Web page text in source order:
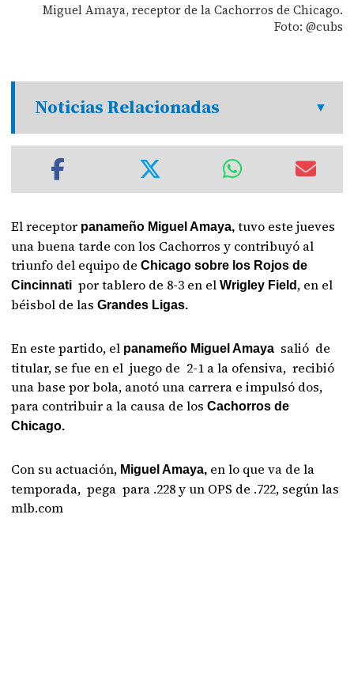
Miguel Amaya, receptor de la Cachorros de Chicago.
Foto: @cubs
Noticias Relacionadas
El receptor panameño Miguel Amaya, tuvo este jueves
una buena tarde con los Cachorros y contribuyó al
triunfo del equipo deChicago sobre los Rojos de
Cincinnati por tablero de 8-3 en elWrigley Field , en el
béisbol de lasGrandes Ligas.
En este partido, el panameño Miguel Amaya salió de
titular, se fue en el juego de 2-1 a la ofensiva, recibió
una base por bola, anotó una carrera e impulsó dos,
para contribuir a la causa de losCachorros de
Chicago.
Con su actuación, Miguel Amaya, en lo que va de la
temporada, pega para .228 y un OPS de .722, según las
mlb.com